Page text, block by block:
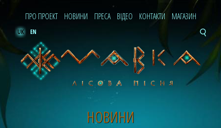
ПРО ПРОЕКТ НОВИНИ ПРЕСА ВІДЕО КОНТАКТИ МАГАЗИН
UK EN
НОВИНИ